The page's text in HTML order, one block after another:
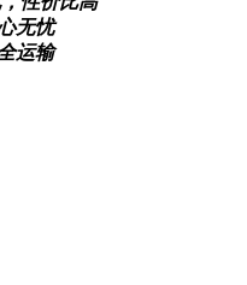
无忧
运输